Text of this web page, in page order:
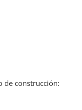
de construcción: